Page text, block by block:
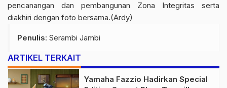
pencanangan dan pembangunan Zona Integritas serta
diakhiri dengan foto bersama.(Ardy)
Penulis: Serambi Jambi
ARTIKEL TERKAIT
Yamaha Fazzio Hadirkan Special